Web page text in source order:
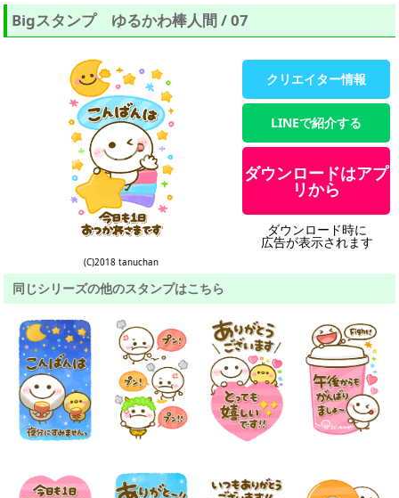
Bigスタンプ ゆるかわ棒人間 / 07
(C)2018 tanuchan
クリエイター情報
LINEで紹介する
ダウンロードはアプ
リから
ダウンロード時に
広告が表示されます
同じシリーズの他のスタンプはこちら